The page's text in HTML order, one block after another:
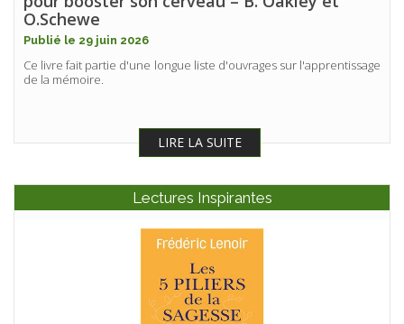
O.Schewe
Publié le 29 juin 2026
Ce livre fait partie d'une longue liste d'ouvrages sur l'apprentissage
de la mémoire.
LIRE LA SUITE
Lectures Inspirantes